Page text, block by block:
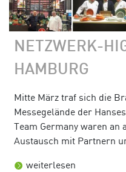
NETZWERK-
HAMBURG
Mitte März traf sich die
Messegelände der
Team Germany waren an
Austausch mit Partnern
weiterlesen